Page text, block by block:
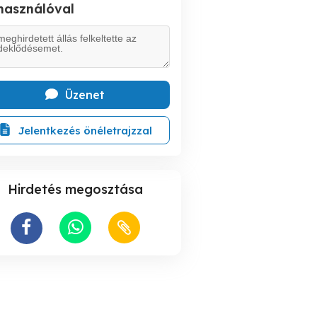
Üzenet
Jelentkezés önéletrajzzal
Hirdetés megosztása